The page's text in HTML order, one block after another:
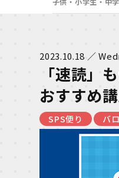
2023.10.18 ／
「速読」
おすすめ
SPS便り バ